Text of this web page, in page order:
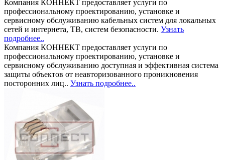
Компания КОННЕКТ предоставляет услуги по
профессиональному проектированию, установке и
сервисному обслуживанию кабельных систем для локальных
сетей и интернета, ТВ, систем безопасности. Узнать
подробнее..
Компания КОННЕКТ предоставляет услуги по
профессиональному проектированию, установке и
сервисному обслуживанию доступная и эффективная система
защиты объектов от неавторизованного проникновения
посторонних лиц.. Узнать подробнее..